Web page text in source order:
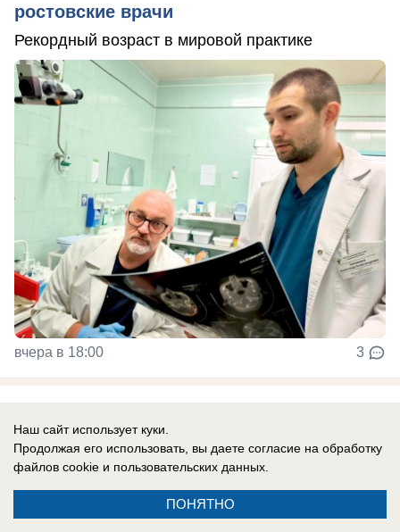
ростовские врачи
Рекордный возраст в мировой практике
вчера в 18:00 3
Молодая мама и блогер Настя «Персона»
рассказала, как совмещать работу,
До 28 лет она успела посетить 13 стран и
Наш сайт использует куки.
Продолжая его использовать, вы даете согласие на обработку
файлов cookie и пользовательских данных.
ПОНЯТНО